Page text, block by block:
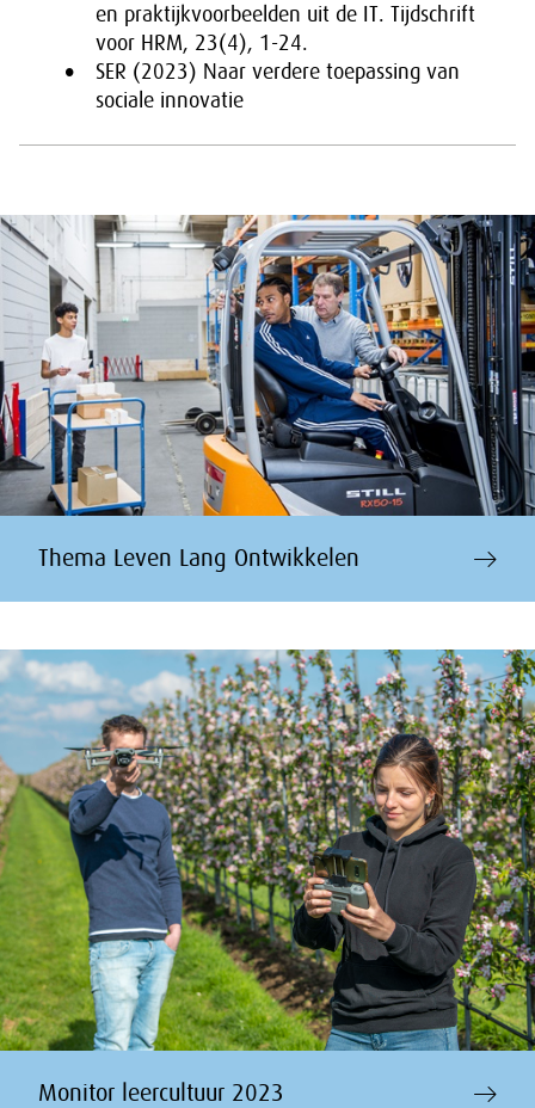
en praktijkvoorbeelden uit de IT. Tijdschrift
voor HRM, 23(4), 1-24.
SER (2023) Naar verdere toepassing van
sociale innovatie
Thema Leven Lang Ontwikkelen
Monitor leercultuur 2023